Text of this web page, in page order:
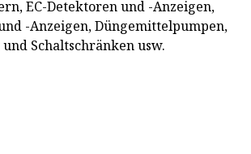
EC-Detektoren und -Anzeigen,
-Anzeigen, Düngemittelpumpen,
Schaltschränken usw.